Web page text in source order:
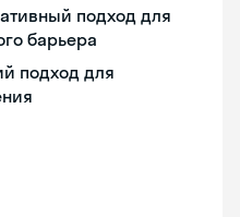
подход для
барьера
подход для